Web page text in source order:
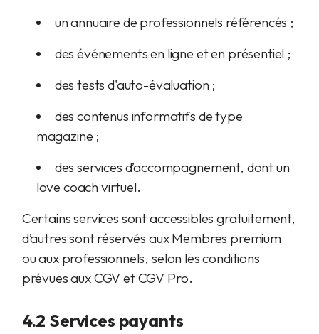
un annuaire de professionnels référencés ;
des événements en ligne et en présentiel ;
des tests d'auto-évaluation ;
des contenus informatifs de type
magazine ;
des services d’accompagnement, dont un
love coach virtuel.
Certains services sont accessibles gratuitement,
d’autres sont réservés aux Membres premium
ou aux professionnels, selon les conditions
prévues aux CGV et CGV Pro.
4.2 Services payants